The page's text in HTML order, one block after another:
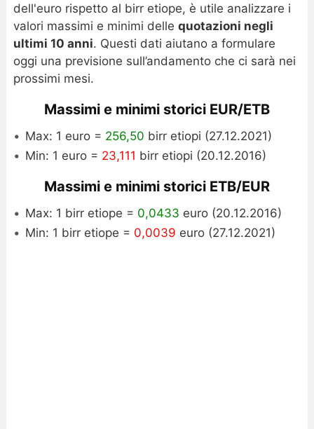
dell'euro rispetto al birr etiope, è utile analizzare i
valori massimi e minimi delle quotazioni negli
ultimi 10 anni. Questi dati aiutano a formulare
oggi una previsione sull’andamento che ci sarà nei
prossimi mesi.
Massimi e minimi storici EUR/ETB
Max: 1 euro = 256,50 birr etiopi (27.12.2021)
Min: 1 euro = 23,111 birr etiopi (20.12.2016)
Massimi e minimi storici ETB/EUR
Max: 1 birr etiope = 0,0433 euro (20.12.2016)
Min: 1 birr etiope = 0,0039 euro (27.12.2021)